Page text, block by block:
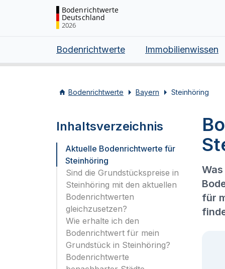
Bodenrichtwerte
Deutschland
2026
Bodenrichtwerte Immobilienwissen
Bodenrichtwerte Bayern Steinhöring
Inhaltsverzeichnis
Aktuelle Bodenrichtwerte für
Steinhöring
Sind die Grundstückspreise in
Steinhöring mit den aktuellen
Bodenrichtwerten
gleichzusetzen?
Wie erhalte ich den
Bodenrichtwert für mein
Grundstück in Steinhöring?
Bodenrichtwerte
für